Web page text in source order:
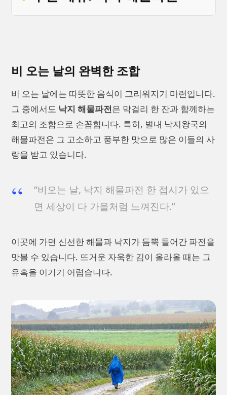
비 오는 날의 완벽한 조합
비 오는 날에는 따뜻한 음식이 그리워지기 마련입니다.
그 중에서도 낙지 해물파전은 막걸리 한 잔과 함께하는
최고의 조합으로 손꼽힙니다. 특히, 별내 낙지왕국의
해물파전은 그 고소하고 풍부한 맛으로 많은 이들의 사
랑을 받고 있습니다.
“비오는 날, 낙지 해물파전 한 접시가 있으
면 세상이 다 가을처럼 느껴진다.”
이곳에 가면 신선한 해물과 낙지가 듬뿍 들어간 파전을
맛볼 수 있습니다. 뜨거운 자욱한 김이 올라올 때는 그
유혹을 이기기 어렵습니다.